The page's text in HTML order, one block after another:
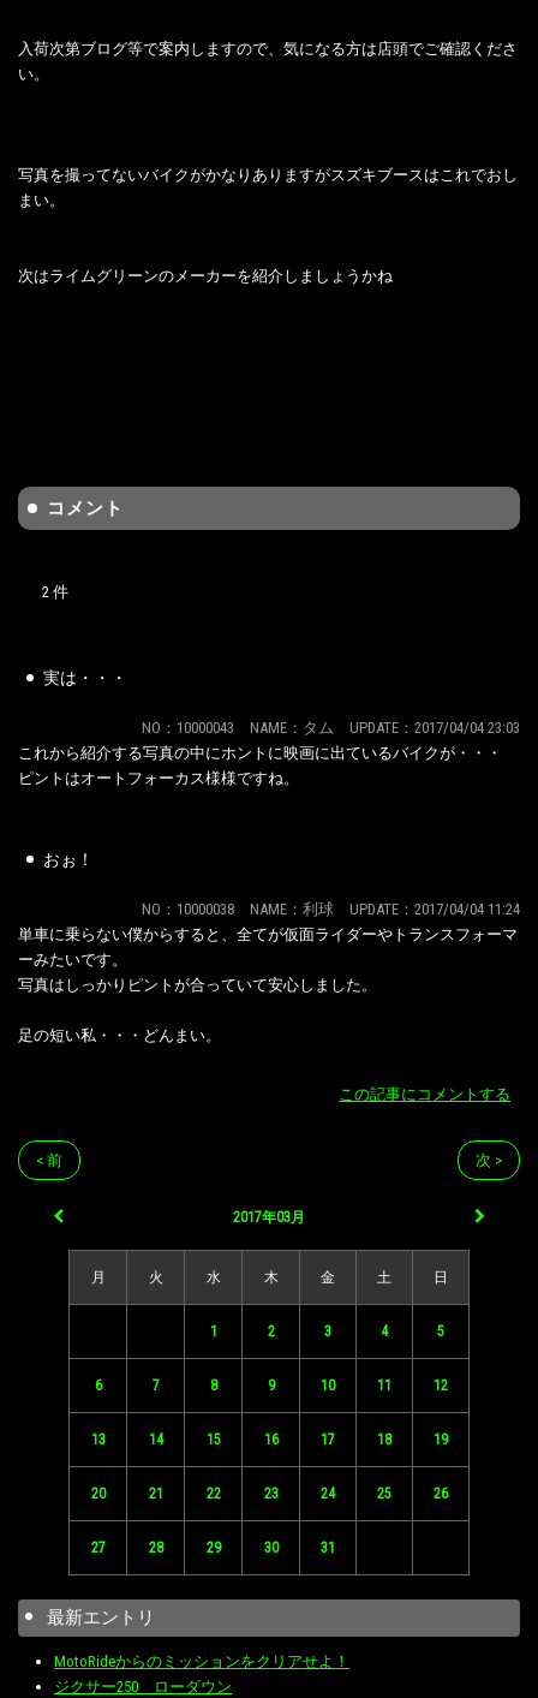
入荷次第ブログ等で案内しますので、気になる方は店頭でご確認くださ
い。
写真を撮ってないバイクがかなりありますがスズキブースはこれでおし
まい。
次はライムグリーンのメーカーを紹介しましょうかね
コメント
2 件
実は・・・
NO：10000043 NAME：タム UPDATE：2017/04/04 23:03
これから紹介する写真の中にホントに映画に出ているバイクが・・・
ピントはオートフォーカス様様ですね。
おぉ！
NO：10000038 NAME：利球 UPDATE：2017/04/04 11:24
単車に乗らない僕からすると、全てが仮面ライダーやトランスフォーマ
ーみたいです。
写真はしっかりピントが合っていて安心しました。
足の短い私・・・どんまい。
この記事にコメントする
< 前 次 >
2017年03月
月 火 水 木 金 土 日
1 2 3 4 5
6 7 8 9 10 11 12
13 14 15 16 17 18 19
20 21 22 23 24 25 26
27 28 29 30 31
最新エントリ
MotoRideからのミッションをクリアせよ！
ジクサー250 ローダウン